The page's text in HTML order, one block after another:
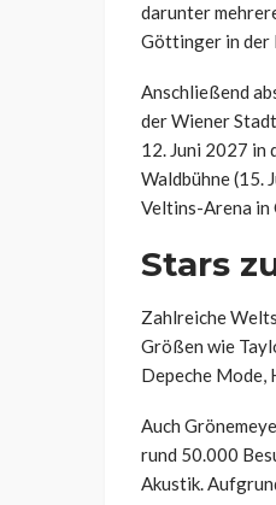
darunter
Göttinger in der
Anschließend
der Wiener
12. Juni 2027 in
Waldbühne (15.
Veltins-Arena in
Stars
Zahlreiche
Größen wie
Depeche Mode,
Auch
rund 50.000
Akustik.